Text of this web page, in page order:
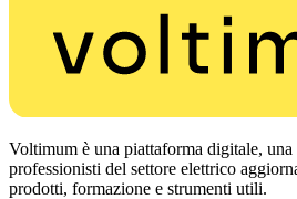
Voltimum è una piattaforma digitale,
professionisti del settore elettrico
prodotti, formazione e strumenti utili.